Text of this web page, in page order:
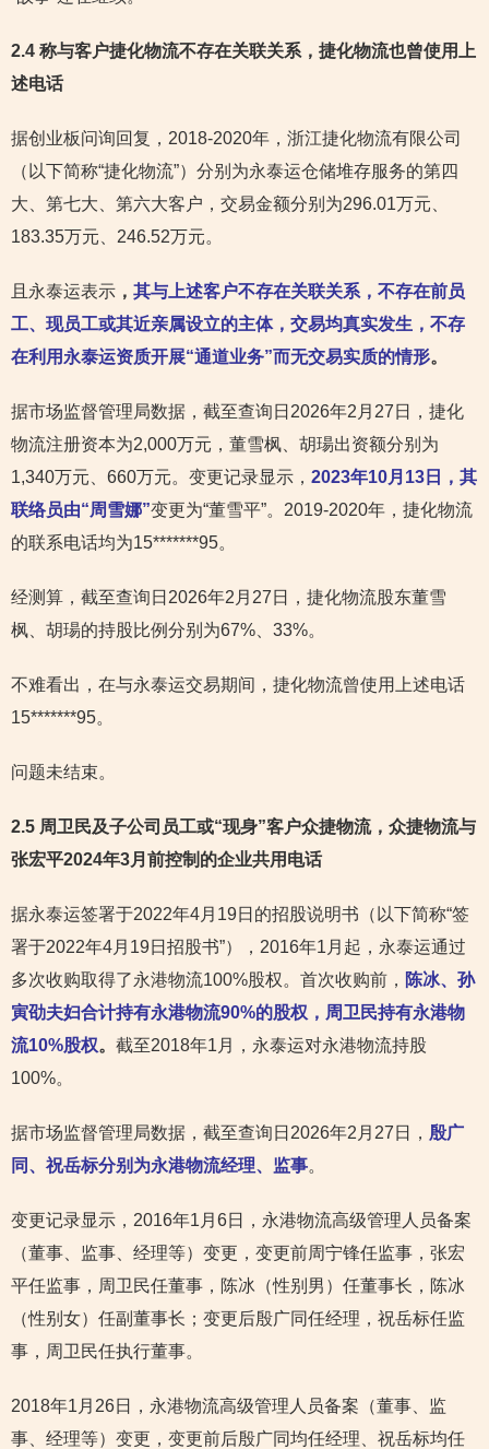
2.4 称与客户捷化物流不存在关联关系，捷化物流也曾使用上
述电话
据创业板问询回复，2018-2020年，浙江捷化物流有限公司
（以下简称“捷化物流”）分别为永泰运仓储堆存服务的第四
大、第七大、第六大客户，交易金额分别为296.01万元、
183.35万元、246.52万元。
且永泰运表示 ， 其与上述客户不存在关联关系，不存在前员
工、现员工或其近亲属设立的主体，交易均真实发生，不存
在利用永泰运资质开展“通道业务”而无交易实质的情形。
据市场监督管理局数据，截至查询日2026年2月27日，捷化
物流注册资本为2,000万元，董雪枫、胡瑒出资额分别为
1,340万元、660万元。变更记录显示， 2023年10月13日，其
联络员由“周雪娜”变更为“董雪平”。2019-2020年，捷化物流
的联系电话均为15*******95。
经测算，截至查询日2026年2月27日，捷化物流股东董雪
枫、胡瑒的持股比例分别为67%、33%。
不难看出，在与永泰运交易期间，捷化物流曾使用上述电话
15*******95。
问题未结束。
2.5 周卫民及子公司员工或“现身”客户众捷物流，众捷物流与
张宏平2024年3月前控制的企业共用电话
据永泰运签署于2022年4月19日的招股说明书（以下简称“签
署于2022年4月19日招股书”），2016年1月起，永泰运通过
多次收购取得了永港物流100%股权。首次收购前， 陈冰、孙
寅劭夫妇合计持有永港物流90%的股权，周卫民持有永港物
流10%股权。 截至2018年1月，永泰运对永港物流持股
100%。
据市场监督管理局数据，截至查询日2026年2月27日， 殷广
同、祝岳标分别为永港物流经理、监事。
变更记录显示，2016年1月6日，永港物流高级管理人员备案
（董事、监事、经理等）变更，变更前周宁锋任监事，张宏
平任监事，周卫民任董事，陈冰（性别男）任董事长，陈冰
（性别女）任副董事长；变更后殷广同任经理，祝岳标任监
事，周卫民任执行董事。
2018年1月26日，永港物流高级管理人员备案（董事、监
事、经理等）变更，变更前后殷广同均任经理、祝岳标均任